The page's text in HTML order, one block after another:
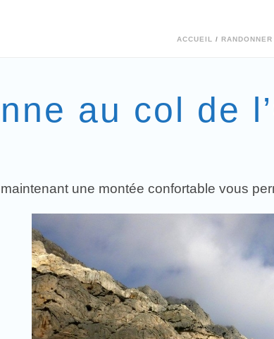
ACCUEIL /
au col de
une montée confortable vous